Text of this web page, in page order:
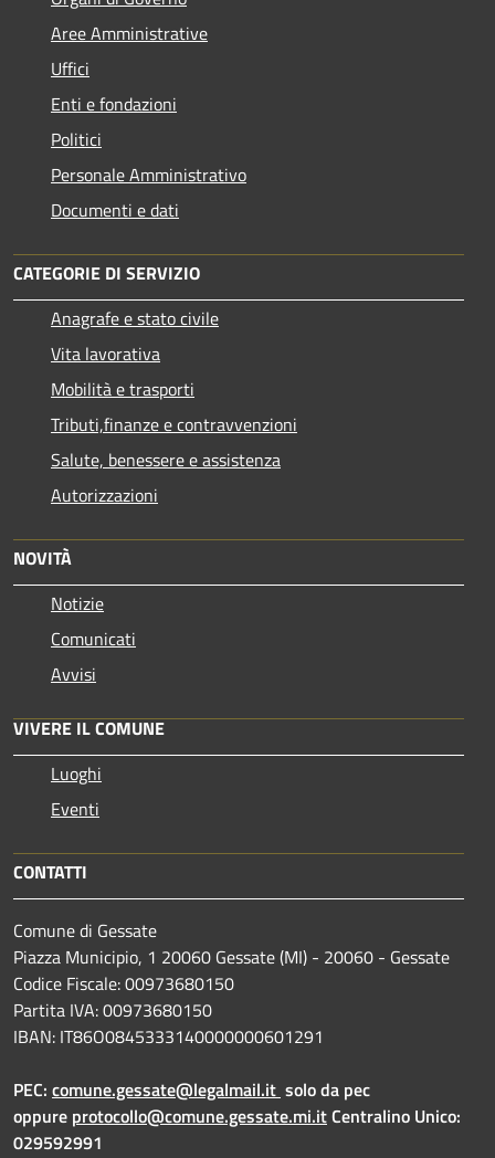
Aree Amministrative
Uffici
Enti e fondazioni
Politici
Personale Amministrativo
Documenti e dati
CATEGORIE DI SERVIZIO
Anagrafe e stato civile
Vita lavorativa
Mobilità e trasporti
Tributi,finanze e contravvenzioni
Salute, benessere e assistenza
Autorizzazioni
NOVITÀ
Notizie
Comunicati
Avvisi
VIVERE IL COMUNE
Luoghi
Eventi
CONTATTI
Comune di Gessate
Piazza Municipio, 1 20060 Gessate (MI) - 20060 - Gessate
Codice Fiscale: 00973680150
Partita IVA: 00973680150
IBAN: IT86O0845333140000000601291
PEC: comune.gessate@legalmail.it solo da pec
oppure protocollo@comune.gessate.mi.itCentralino Unico:
029592991